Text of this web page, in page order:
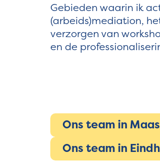
Gebieden waarin ik
(arbeids)mediation,
verzorgen van
en de
Ons team in
Ons team in